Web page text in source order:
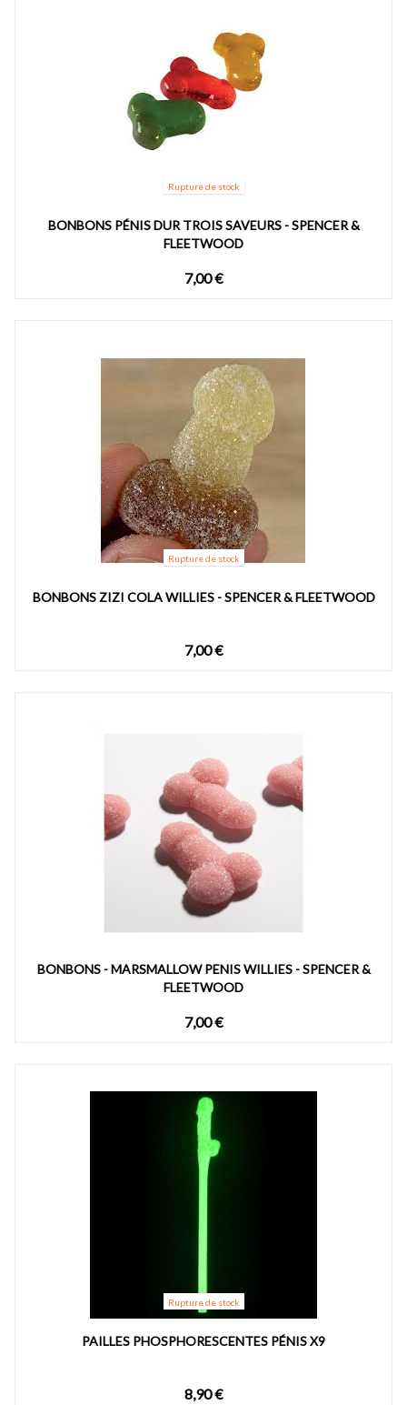
Rupture de stock
BONBONS PÉNIS DUR TROIS SAVEURS - SPENCER &
FLEETWOOD
7,00 €
Rupture de stock
BONBONS ZIZI COLA WILLIES - SPENCER & FLEETWOOD
7,00 €
BONBONS - MARSMALLOW PENIS WILLIES - SPENCER &
FLEETWOOD
7,00 €
Rupture de stock
PAILLES PHOSPHORESCENTES PÉNIS X9
8,90 €